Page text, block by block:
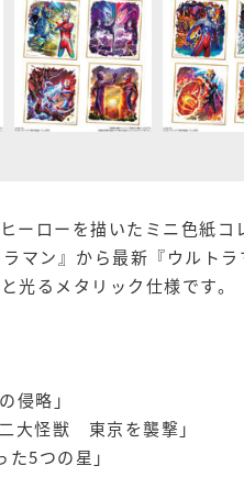
ーローを描いたミニ色紙コ
マン』から最新『ウルト
光るメタリック仕様です。
侵略」
大怪獣 東京を襲撃」
5つの星」